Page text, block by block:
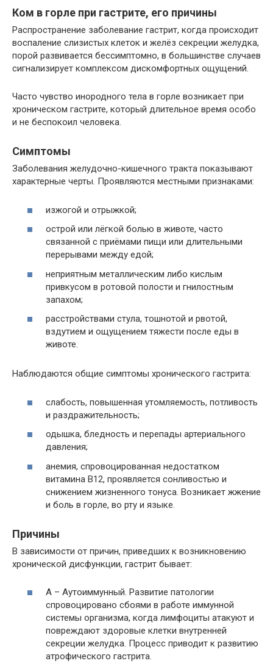
Ком в горле при гастрите, его причины
Распространение заболевание гастрит, когда происходит
воспаление слизистых клеток и желёз секреции желудка,
порой развивается бессимптомно, в большинстве случаев
сигнализирует комплексом дискомфортных ощущений.
Часто чувство инородного тела в горле возникает при
хроническом гастрите, который длительное время особо
и не беспокоил человека.
Симптомы
Заболевания желудочно-кишечного тракта показывают
характерные черты. Проявляются местными признаками:
изжогой и отрыжкой;
острой или лёгкой болью в животе, часто
связанной с приёмами пищи или длительными
перерывами между едой;
неприятным металлическим либо кислым
привкусом в ротовой полости и гнилостным
запахом;
расстройствами стула, тошнотой и рвотой,
вздутием и ощущением тяжести после еды в
животе.
Наблюдаются общие симптомы хронического гастрита:
слабость, повышенная утомляемость, потливость
и раздражительность;
одышка, бледность и перепады артериального
давления;
анемия, спровоцированная недостатком
витамина В12, проявляется сонливостью и
снижением жизненного тонуса. Возникает жжение
и боль в горле, во рту и языке.
Причины
В зависимости от причин, приведших к возникновению
хронической дисфункции, гастрит бывает:
А – Аутоиммунный. Развитие патологии
спровоцировано сбоями в работе иммунной
системы организма, когда лимфоциты атакуют и
повреждают здоровые клетки внутренней
секреции желудка. Процесс приводит к развитию
атрофического гастрита.